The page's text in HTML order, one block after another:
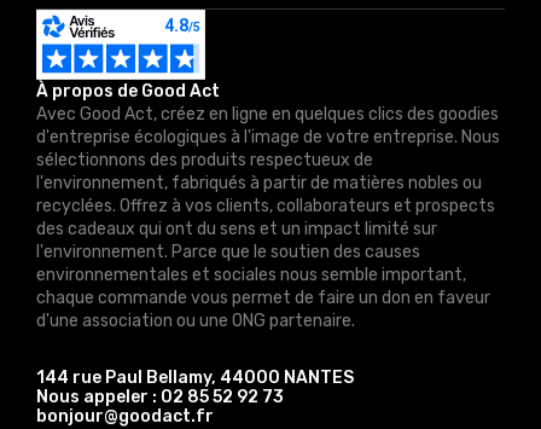
À propos de Good Act
Avec Good Act, créez en ligne en quelques clics des goodies
d'entreprise écologiques à l'image de votre entreprise. Nous
sélectionnons des produits respectueux de
l'environnement, fabriqués à partir de matières nobles ou
recyclées. Offrez à vos clients, collaborateurs et prospects
des cadeaux qui ont du sens et un impact limité sur
l'environnement. Parce que le soutien des causes
environnementales et sociales nous semble important,
chaque commande vous permet de faire un don en faveur
d'une association ou une ONG partenaire.
144 rue Paul Bellamy, 44000 NANTES
Nous appeler : 02 85 52 92 73
bonjour@goodact.fr